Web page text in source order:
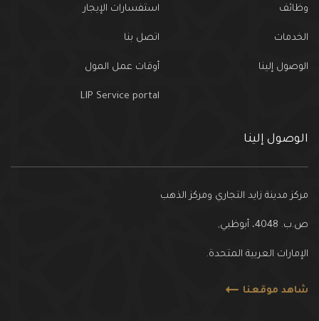
استفسارات الإيجار وظائف
اتصل بنا الخدمات
أوقات عمل المول الوصول إلينا
LIP Service portal
الوصول إلينا
مركز مدينة زايد التجاري ومركز الذهب
ص.ب. 4048، أبوظبي,
الإمارات العربية المتحدة.
شاهد موقعنا